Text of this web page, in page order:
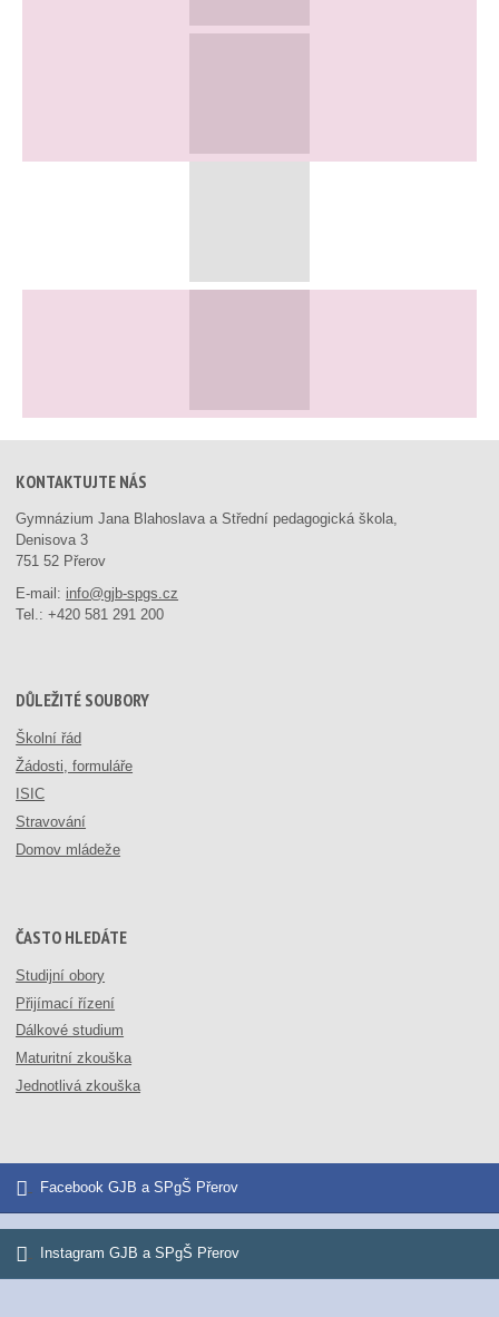
KONTAKTUJTE NÁS
Gymnázium Jana Blahoslava a Střední pedagogická škola,
Denisova 3
751 52 Přerov
E-mail: info@gjb-spgs.cz
Tel.:+420 581 291 200
DŮLEŽITÉ SOUBORY
Školní řád
Žádosti, formuláře
ISIC
Stravování
Domov mládeže
ČASTO HLEDÁTE
Studijní obory
Přijímací řízení
Dálkové studium
Maturitní zkouška
Jednotlivá zkouška
Facebook GJB a SPgŠ Přerov
Instagram GJB a SPgŠ Přerov